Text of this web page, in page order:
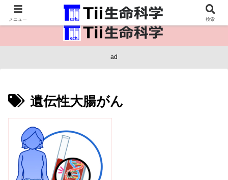
医療保健・生命・生物の情報インフラ。
ad
遺伝性大腸がん
メニュー 検索